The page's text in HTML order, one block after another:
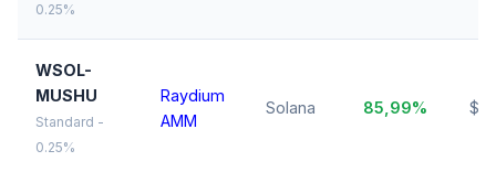
0.25%
WSOL-
MUSHU
Standard -
0.25%
Raydium
AMM
Solana 85,99%